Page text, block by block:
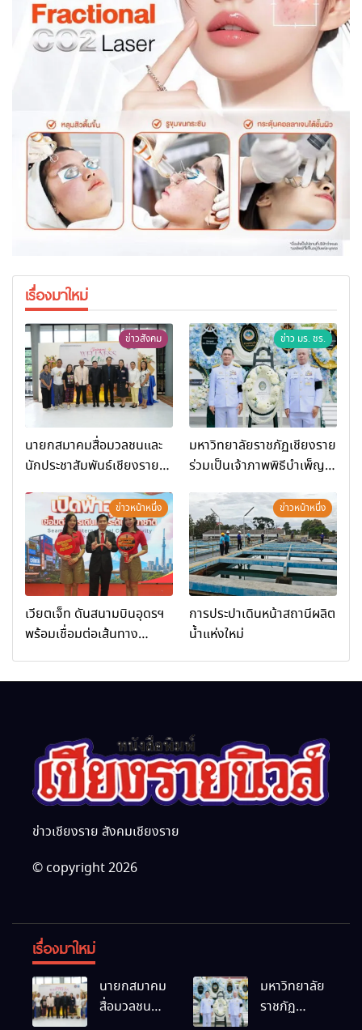
เรื่องมาใหม่
ข่าวสังคม
นายกสมาคมสื่อมวลชนและ
นักประชาสัมพันธ์เชียงราย
การท่องเที่ยวและกีฬาจังหวัด
เชียงราย จัดกิจกรรมอบรม
“การพัฒนาศักยภาพผู้
ประกอบการและเครือข่าย
ธุรกิจ Wellness สู่การ
เติบโตอย่างยั่งยืน (Chiang
Rai Wellness Business
ข่าว มร. ชร.
มหาวิทยาลัยราชภัฏเชียงราย
ร่วมเป็นเจ้าภาพพิธีบำเพ็ญ
มหากรุณาธิคุณ
ข่าวหน้าหนึ่ง
เวียตเจ็ท ดันสนามบินอุดรฯ
พร้อมเชื่อมต่อเส้นทาง
ข่าวหน้าหนึ่ง
การประปาเดินหน้าสถานีผลิต
น้ำแห่งใหม่
ข่าวเชียงราย สังคมเชียงราย
© copyright 2026
เรื่องมาใหม่
นายกสมาคม
สื่อมวลชน
มหาวิทยาลัย
ราชภัฏ